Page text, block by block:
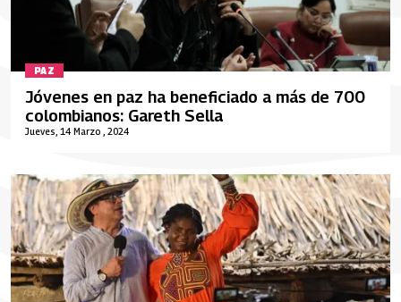
PAZ
Jueves, 14 Marzo , 2024
Jóvenes en paz ha beneficiado a más de 700
colombianos: Gareth Sella